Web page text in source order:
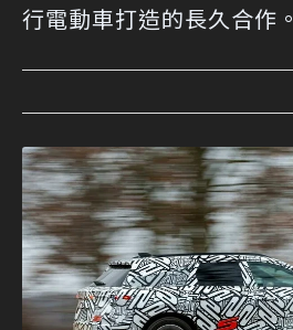
行電動車打造的長久合作。